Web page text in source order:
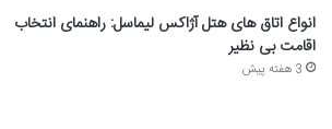
انواع اتاق های هتل آژاکس لیماسل: راهنمای انتخاب
اقامت بی نظیر
3 هفته پیش